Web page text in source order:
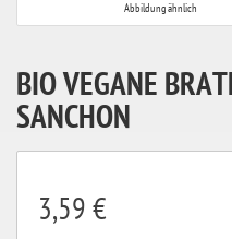
Abbildung ähnlich
BIO VEGANE
SANCHON
3,59 €